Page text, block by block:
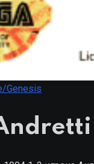
Genesis